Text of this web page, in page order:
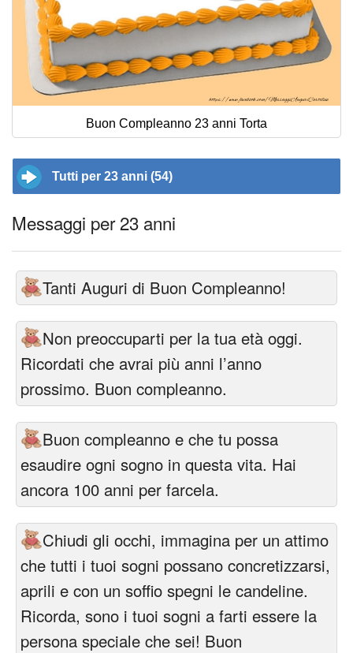
Buon Compleanno 23 anni Torta
Tutti per 23 anni (54)
Messaggi per 23 anni
Tanti Auguri di Buon Compleanno!
Non preoccuparti per la tua età oggi.
Ricordati che avrai più anni l’anno
prossimo. Buon compleanno.
Buon compleanno e che tu possa
esaudire ogni sogno in questa vita. Hai
ancora 100 anni per farcela.
Chiudi gli occhi, immagina per un attimo
che tutti i tuoi sogni possano concretizzarsi,
aprili e con un soffio spegni le candeline.
Ricorda, sono i tuoi sogni a farti essere la
persona speciale che sei! Buon